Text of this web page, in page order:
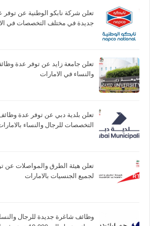
تعلن شركة نابكو الوطنية عن
جديدة في مختلف التخصصات في
تعلن جامعة زايد عن توفر عدة
والنساء في الامارات
تعلن بلدية دبي عن توفر عدة
التخصصات للرجال والنساء
تعلن هيئة الطرق والمواصلات عن
لجميع الجنسيات بالامارات
وظائف شاغرة جديدة للرجال